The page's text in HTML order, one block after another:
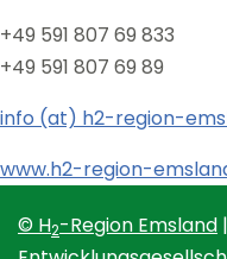
+49 591 807 69 833
+49 591 807 69 89
info (at) h2-region-
www.h2-region-
© H2-Region Emsland |